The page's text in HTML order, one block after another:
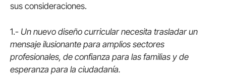
sus consideraciones.
1.- Un nuevo diseño curricular necesita trasladar un
mensaje ilusionante para amplios sectores
profesionales, de confianza para las familias y de
esperanza para la ciudadanía.